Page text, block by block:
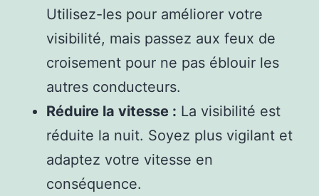
Utilisez-les pour améliorer votre
visibilité, mais passez aux feux de
croisement pour ne pas éblouir les
autres conducteurs.
Réduire la vitesse : La visibilité est
réduite la nuit. Soyez plus vigilant et
adaptez votre vitesse en
conséquence.